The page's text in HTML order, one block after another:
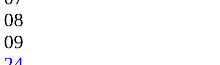
08
09